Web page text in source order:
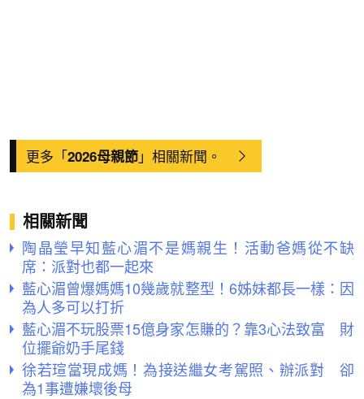
更多「2026母親節」相關新聞。
相關新聞
陶晶瑩早知藍心湄不是媽親生！活動爸媽從不缺
席：派對也都一起來
藍心湄曾爆媽媽10幾歲就整型！6姊妹都長一樣：因
為人多可以打折
藍心湄不玩股票15億身家怎賺的？靠3心法致富 財
位擺爺奶手尾錢
徐若瑄當現成媽！為接送繼女考駕照、辦派對 卻
為1事遭嫌壞後母